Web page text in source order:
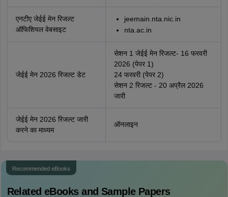
एनटीए जेईई मेन रिजल्ट
ऑफिशियल वेबसाइट
jeemain.nta.nic.in
nta.ac.in
जेईई मेन 2026 रिजल्ट डेट
सेशन 1 जेईई मेन रिजल्ट- 16 फरवरी
2026 (पेपर 1)
24 फरवरी (पेपर 2)
सेशन 2 रिजल्ट - 20 अप्रैल 2026
जारी
जेईई मेन 2026 रिजल्ट जारी
करने का माध्यम
ऑनलाइन
Recommended eBooks
Related eBooks and Sample Papers